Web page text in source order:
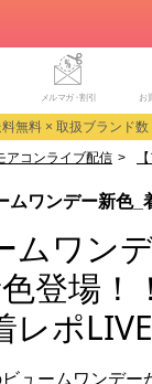
メルマガ・割引 お
無料 × 取扱ブランド数
アコンライブ配信 >
ムワンデー新色_
ムワン
登場！！
レポLIVE
ュームワンデー